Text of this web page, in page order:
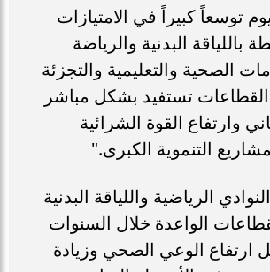
توسعاً كبيراً في الامتيازات
باللياقة البدنية والرياضة
الصحية والتعليمية والتجزئة
تستفيد بشكل مباشر
وارتفاع القوة الشرائية
التنموية الكبرى."
الرياضية واللياقة البدنية
الواعدة خلال السنوات
ارتفاع الوعي الصحي وزيادة